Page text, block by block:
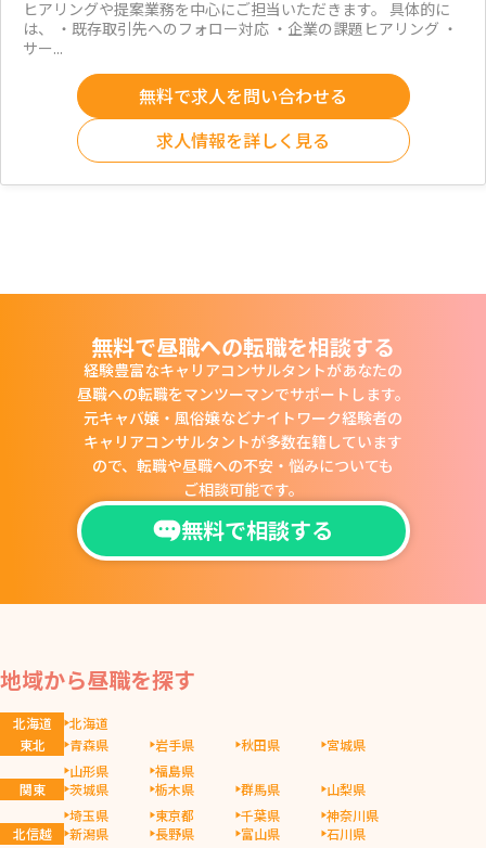
ヒアリングや提案業務を中心にご担当いただきます。 具体的に
は、 ・既存取引先へのフォロー対応 ・企業の課題ヒアリング ・
サー...
無料で求人を問い合わせる
求人情報を詳しく見る
無料で昼職への転職を相談する
経験豊富なキャリアコンサルタントがあなたの
昼職への転職をマンツーマンでサポートします。
元キャバ嬢・風俗嬢などナイトワーク経験者の
キャリアコンサルタントが多数在籍しています
ので、 転職や昼職への不安・悩みについても
ご相談可能です。
無料で相談する
地域から昼職を探す
北海道
北海道
東北
青森県 岩手県 秋田県
宮城県
山形県
福島県
関東
茨城県 栃木県 群馬県
山梨県
埼玉県
東京都 千葉県
神奈川県
北信越
新潟県 長野県 富山県
石川県